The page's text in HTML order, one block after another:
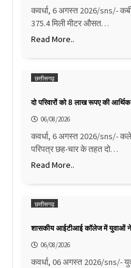
कवर्धा, 6 अगस्त 2026/sns/-
375.4 मिली मीटर औसत…
Read More..
छत्तीसगढ़
दो परिवारों को 8 लाख रूपए की
06/08/2026
कवर्धा, 6 अगस्त 2026/sns/-
परिपत्र छह-चार के तहत दो…
Read More..
छत्तीसगढ़
शासकीय आईटीआई कॉलेज में युवाओं ने
06/08/2026
कवर्धा, 06 अगस्त 2026/sns/-